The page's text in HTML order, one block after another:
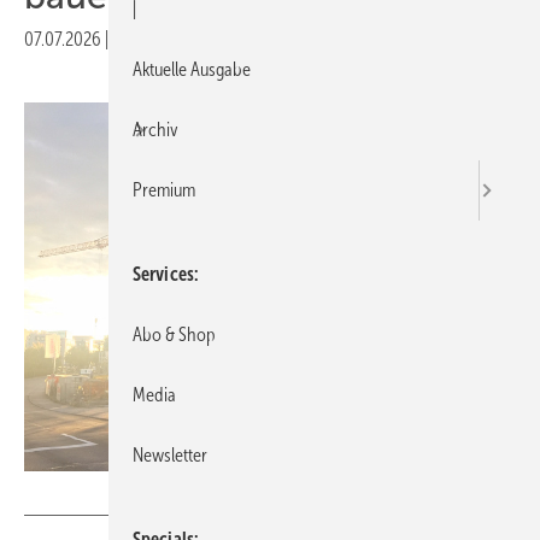
07.07.2026
Aktuelle Ausgabe
Archiv
Premium
Services
Abo & Shop
Media
Newsletter